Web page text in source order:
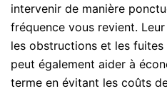
intervenir de manière
fréquence vous revient.
les obstructions et les
peut également aider à
terme en évitant les coûts